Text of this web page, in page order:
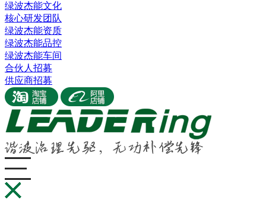
绿波杰能文化
核心研发团队
绿波杰能资质
绿波杰能品控
绿波杰能车间
合伙人招募
供应商招募